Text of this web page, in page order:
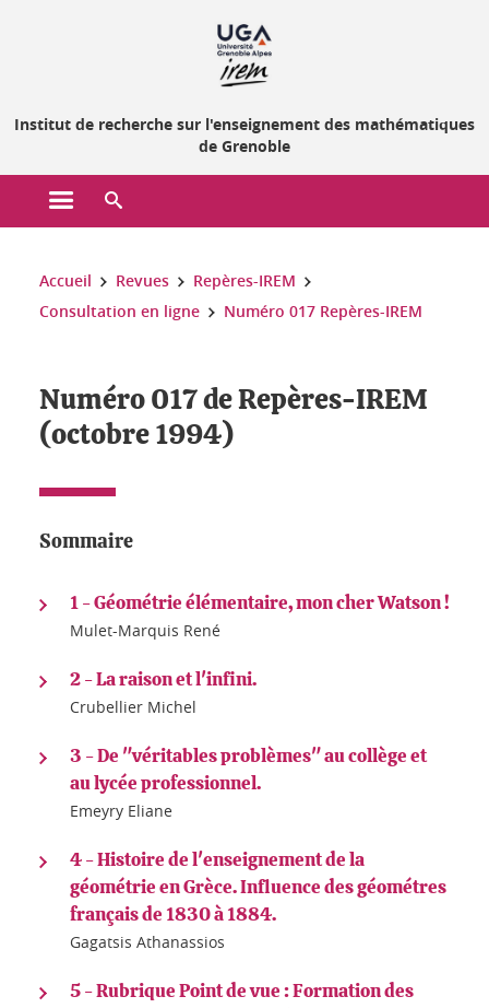
Institut de recherche sur l'enseignement des mathématiques
de Grenoble
Ouvrir le menu principal
Vous êtes ici :
Accueil Revues
Repères-IREM
Consultation en ligne
Numéro 017 Repères-IREM
Numéro 017 de Repères-IREM
(octobre 1994)
Sommaire
1 - Géométrie élémentaire, mon cher Watson !
Mulet-Marquis René
2 - La raison et l'infini.
Crubellier Michel
3 - De "véritables problèmes" au collège et
au lycée professionnel.
Emeyry Eliane
4 - Histoire de l'enseignement de la
géométrie en Grèce. Influence des géométres
français de 1830 à 1884.
Gagatsis Athanassios
5 - Rubrique Point de vue : Formation des